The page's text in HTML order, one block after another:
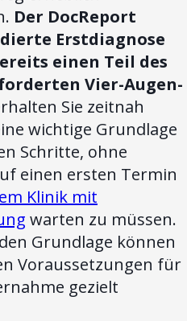
Der DocReport
Erstdiagnose
einen Teil des
Vier-Augen-
Sie zeitnah
wichtige Grundlage
Schritte, ohne
einen ersten Termin
Klinik mit
warten zu müssen.
Grundlage können
Voraussetzungen für
gezielt